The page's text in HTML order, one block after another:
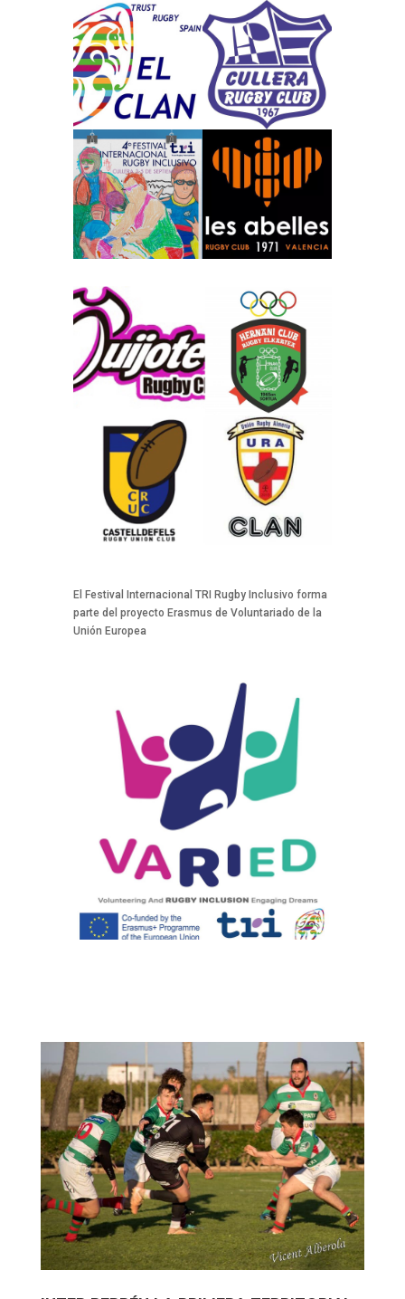
El Festival Internacional TRI Rugby Inclusivo forma
parte del proyecto Erasmus de Voluntariado de la
Unión Europea